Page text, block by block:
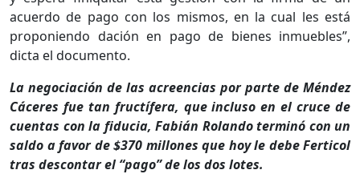
acuerdo de pago con los mismos, en la cual les está
proponiendo dación en pago de bienes inmuebles”,
dicta el documento.
La negociación de las acreencias por parte de Méndez
Cáceres fue tan fructífera, que incluso en el cruce de
cuentas con la fiducia, Fabián Rolando terminó con un
saldo a favor de $370 millones que hoy le debe Ferticol
tras descontar el “pago” de los dos lotes.